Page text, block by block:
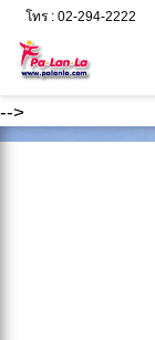
-->
โทร : 02-294-2222